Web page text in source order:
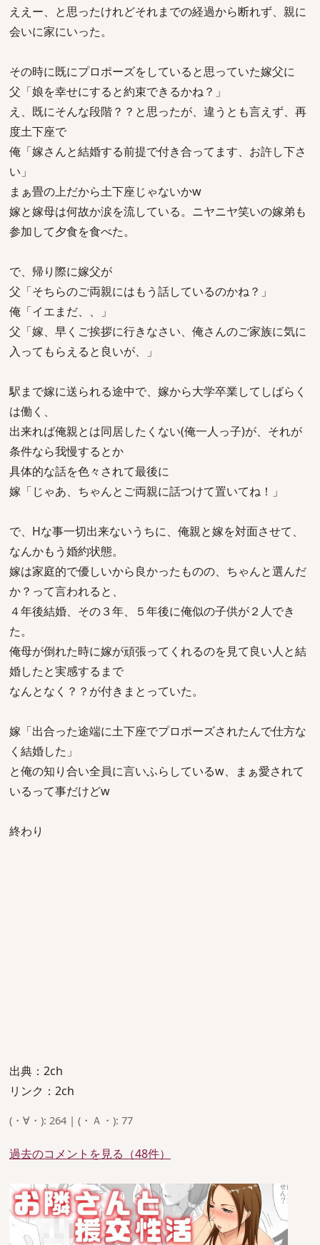
ええー、と思ったけれどそれまでの経過から断れず、親に
会いに家にいった。
その時に既にプロポーズをしていると思っていた嫁父に
父「娘を幸せにすると約束できるかね？」
え、既にそんな段階？？と思ったが、違うとも言えず、再
度土下座で
俺「嫁さんと結婚する前提で付き合ってます、お許し下さ
い」
まぁ畳の上だから土下座じゃないかw
嫁と嫁母は何故か涙を流している。ニヤニヤ笑いの嫁弟も
参加して夕食を食べた。
で、帰り際に嫁父が
父「そちらのご両親にはもう話しているのかね？」
俺「イエまだ、、」
父「嫁、早くご挨拶に行きなさい、俺さんのご家族に気に
入ってもらえると良いが、」
駅まで嫁に送られる途中で、嫁から大学卒業してしばらく
は働く、
出来れば俺親とは同居したくない(俺一人っ子)が、それが
条件なら我慢するとか
具体的な話を色々されて最後に
嫁「じゃあ、ちゃんとご両親に話つけて置いてね！」
で、Hな事一切出来ないうちに、俺親と嫁を対面させて、
なんかもう婚約状態。
嫁は家庭的で優しいから良かったものの、ちゃんと選んだ
か？って言われると、
４年後結婚、その３年、５年後に俺似の子供が２人でき
た。
俺母が倒れた時に嫁が頑張ってくれるのを見て良い人と結
婚したと実感するまで
なんとなく？？が付きまとっていた。
嫁「出合った途端に土下座でプロポーズされたんで仕方な
く結婚した」
と俺の知り合い全員に言いふらしているw、まぁ愛されて
いるって事だけどw
終わり
出典：2ch
リンク：2ch
(・∀・): 264 | (・Ａ・): 77
過去のコメントを見る（48件）